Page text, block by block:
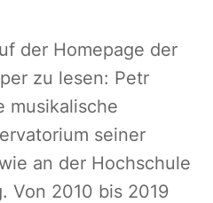
der Homepage der
zu lesen: Petr
musikalische
seiner
an der Hochschule
Von 2010 bis 2019